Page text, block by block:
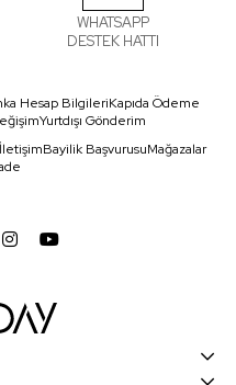
WHATSAPP
DESTEK HATTI
Hesap BilgileriKapıda Ödeme
Yurtdışı Gönderim
Bayilik BaşvurusuMağazalar